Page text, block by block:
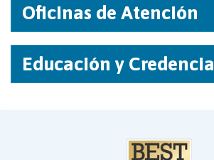
Oficinas de Atención
Educación y